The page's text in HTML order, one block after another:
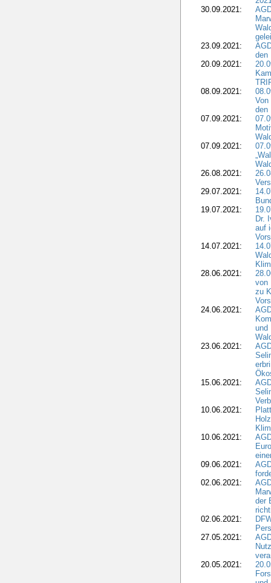
30.09.2021:
23.09.2021:
den
20.09.2021:
08.09.2021:
den
07.09.2021:
07.09.2021:
26.08.2021:
29.07.2021:
19.07.2021:
Dr.
auf
14.07.2021:
28.06.2021:
von
zu
24.06.2021:
und
23.06.2021:
15.06.2021:
10.06.2021:
10.06.2021:
09.06.2021:
02.06.2021:
der
02.06.2021:
27.05.2021:
20.05.2021: